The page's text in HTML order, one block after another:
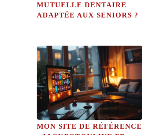
MUTUELLE DENTAIRE
ADAPTÉE AUX SENIORS ?
MON SITE DE RÉFÉRENCE